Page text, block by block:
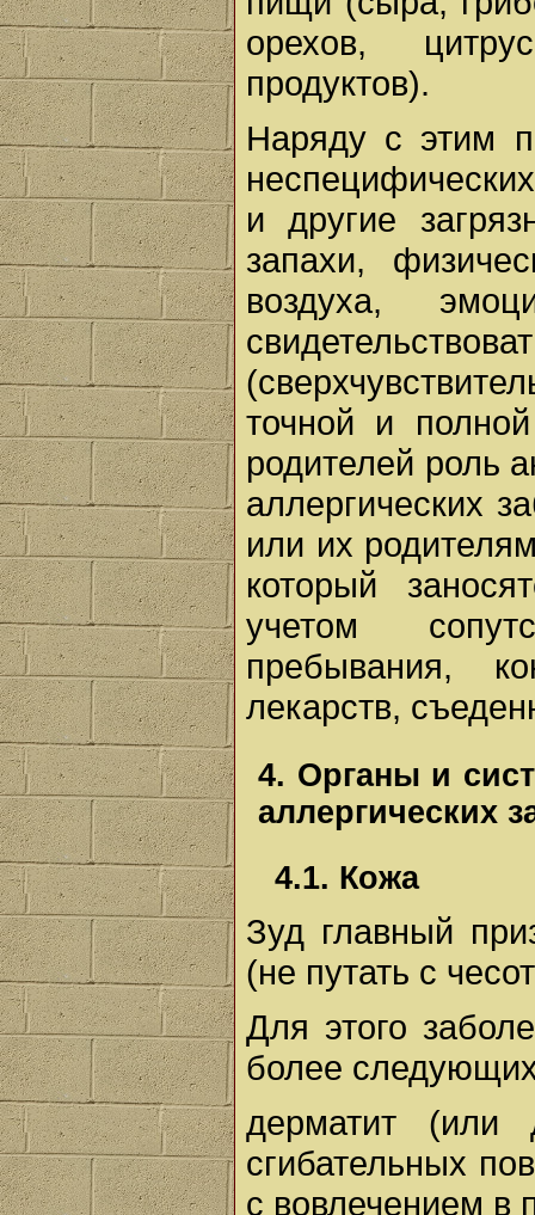
орехов,
продуктов).
Наряду с этим
и другие
запахи,
воздуха,
точной и
родителей роль
аллергических
или их
который
учетом
пребывания,
лекарств,
4. Органы и
аллергических
4.1. Кожа
Зуд главный
(не путать с
Для этого
более
дерматит (или
сгибательных
с вовлечением в